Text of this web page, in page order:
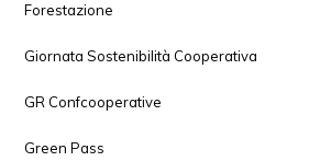
Forestazione
Giornata Sostenibilità Cooperativa
GR Confcooperative
Green Pass